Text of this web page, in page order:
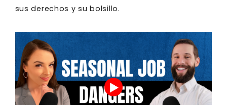
sus derechos y su bolsillo.